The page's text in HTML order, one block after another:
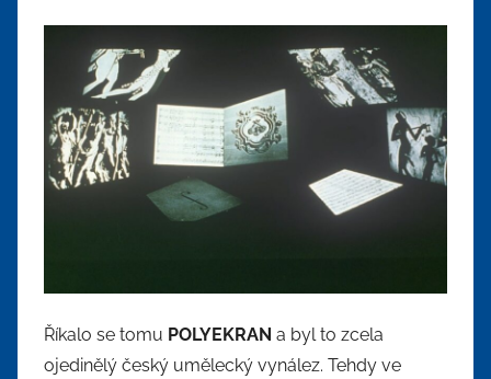
Říkalo se tomu POLYEKRAN a byl to zcela
ojedinělý český umělecký vynález. Tehdy ve